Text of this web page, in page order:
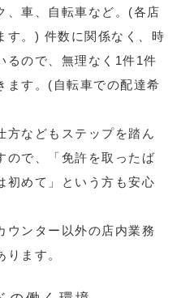
、車、自転車など。(各店
す。) 件数に関係なく、時
るので、無理なく1件1件
ます。(自転車での配達希
方などもステップを踏ん
ので、「免許を取ったば
初めて」という方も安心
ウンター以外の店内業務
ます。